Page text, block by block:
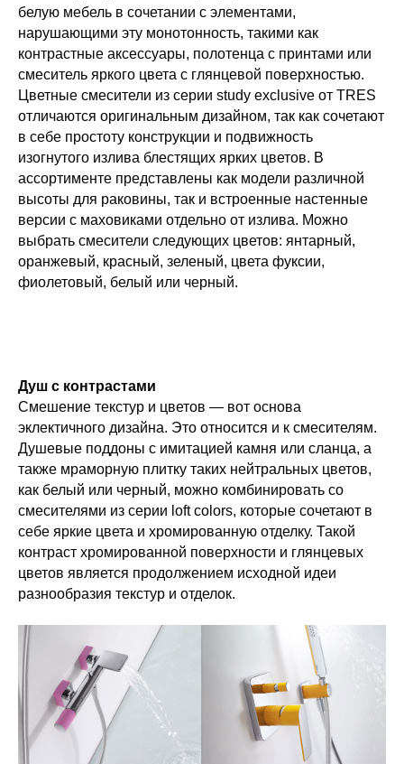
белую мебель в сочетании с элементами,
нарушающими эту монотонность, такими как
контрастные аксессуары, полотенца с принтами или
смеситель яркого цвета с глянцевой поверхностью.
Цветные смесители из серии study exclusive от TRES
отличаются оригинальным дизайном, так как сочетают
в себе простоту конструкции и подвижность
изогнутого излива блестящих ярких цветов. В
ассортименте представлены как модели различной
высоты для раковины, так и встроенные настенные
версии с маховиками отдельно от излива. Можно
выбрать смесители следующих цветов: янтарный,
оранжевый, красный, зеленый, цвета фуксии,
фиолетовый, белый или черный.
Душ с контрастами
Смешение текстур и цветов — вот основа
эклектичного дизайна. Это относится и к смесителям.
Душевые поддоны с имитацией камня или сланца, а
также мраморную плитку таких нейтральных цветов,
как белый или черный, можно комбинировать со
смесителями из серии loft colors, которые сочетают в
себе яркие цвета и хромированную отделку. Такой
контраст хромированной поверхности и глянцевых
цветов является продолжением исходной идеи
разнообразия текстур и отделок.